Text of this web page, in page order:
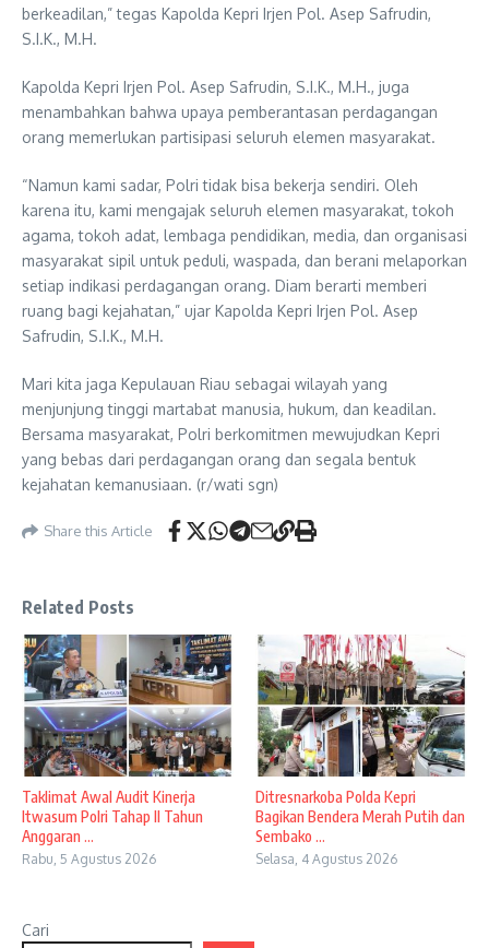
berkeadilan,” tegas Kapolda Kepri Irjen Pol. Asep Safrudin,
S.I.K., M.H.
Kapolda Kepri Irjen Pol. Asep Safrudin, S.I.K., M.H., juga
menambahkan bahwa upaya pemberantasan perdagangan
orang memerlukan partisipasi seluruh elemen masyarakat.
“Namun kami sadar, Polri tidak bisa bekerja sendiri. Oleh
karena itu, kami mengajak seluruh elemen masyarakat, tokoh
agama, tokoh adat, lembaga pendidikan, media, dan organisasi
masyarakat sipil untuk peduli, waspada, dan berani melaporkan
setiap indikasi perdagangan orang. Diam berarti memberi
ruang bagi kejahatan,” ujar Kapolda Kepri Irjen Pol. Asep
Safrudin, S.I.K., M.H.
Mari kita jaga Kepulauan Riau sebagai wilayah yang
menjunjung tinggi martabat manusia, hukum, dan keadilan.
Bersama masyarakat, Polri berkomitmen mewujudkan Kepri
yang bebas dari perdagangan orang dan segala bentuk
kejahatan kemanusiaan. (r/wati sgn)
Share this Article
Related Posts
Taklimat Awal Audit Kinerja
Itwasum Polri Tahap II Tahun
Anggaran ...
Rabu, 5 Agustus 2026
Ditresnarkoba Polda Kepri
Bagikan Bendera Merah Putih dan
Sembako ...
Selasa, 4 Agustus 2026
Cari